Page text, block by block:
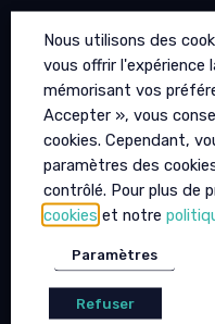
Nous utilisons des
vous offrir l'expérience
mémorisant vos
Accepter », vous
cookies. Cependant,
paramètres des
contrôlé. Pour plus de
cookies et notre
Paramètres
Refuser